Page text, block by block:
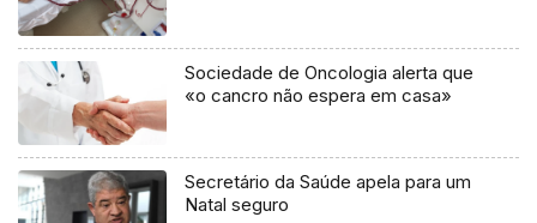
Sociedade de Oncologia alerta que
«o cancro não espera em casa»
Secretário da Saúde apela para um
Natal seguro